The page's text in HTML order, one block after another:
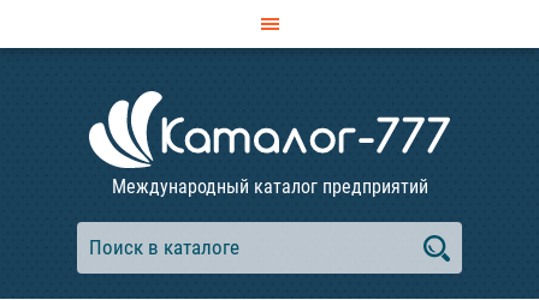
Международный каталог предприятий